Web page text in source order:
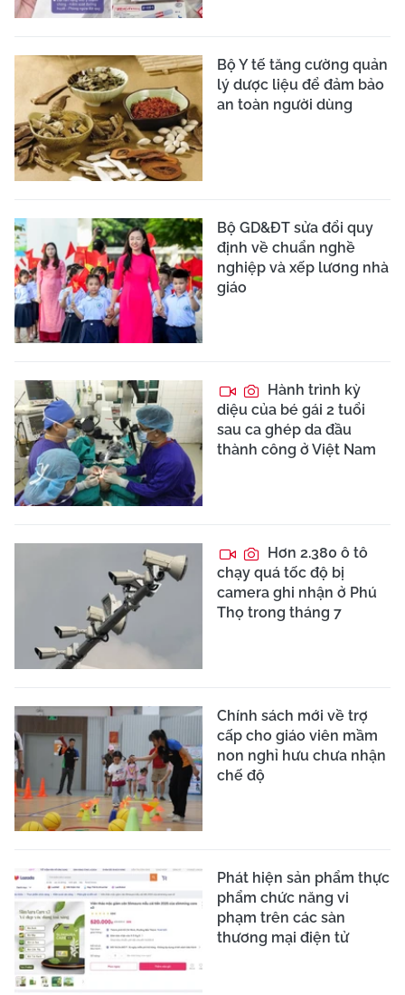
Bộ Y tế tăng cường quản
lý dược liệu để đảm bảo
an toàn người dùng
Bộ GD&ĐT sửa đổi quy
định về chuẩn nghề
nghiệp và xếp lương nhà
giáo
Hành trình kỳ
diệu của bé gái 2 tuổi
sau ca ghép da đầu
thành công ở Việt Nam
Hơn 2.380 ô tô
chạy quá tốc độ bị
camera ghi nhận ở Phú
Thọ trong tháng 7
Chính sách mới về trợ
cấp cho giáo viên mầm
non nghỉ hưu chưa nhận
chế độ
Phát hiện sản phẩm thực
phẩm chức năng vi
phạm trên các sàn
thương mại điện tử